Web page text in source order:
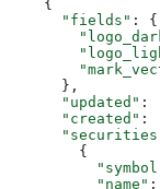
    {
      "fields"
: {
      },
      "updated"
:
      "created"
:
        {
          "name"
: